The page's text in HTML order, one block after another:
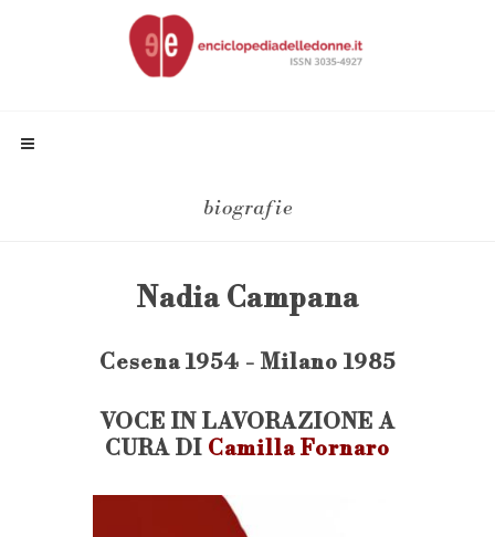
biografie
Nadia Campana
Cesena 1954 - Milano 1985
VOCE IN LAVORAZIONE A
CURA DI Camilla Fornaro